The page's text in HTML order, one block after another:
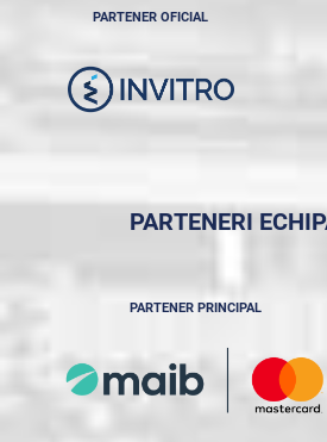
PARTENER OFICIAL
PARTENERI
PARTENER PRINCIPAL